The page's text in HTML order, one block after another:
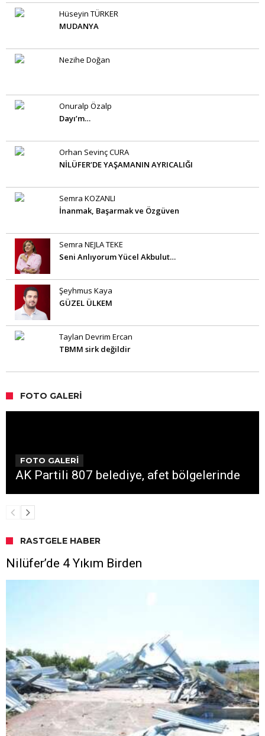
Hüseyin TÜRKER
MUDANYA
Nezihe Doğan
Onuralp Özalp
Dayı’m…
Orhan Sevinç CURA
NİLÜFER’DE YAŞAMANIN AYRICALIĞI
Semra KOZANLI
İnanmak, Başarmak ve Özgüven
Semra NEJLA TEKE
Seni Anlıyorum Yücel Akbulut…
Şeyhmus Kaya
GÜZEL ÜLKEM
Taylan Devrim Ercan
TBMM sirk değildir
FOTO GALERI
FOTO GALERİ
AK Partili 807 belediye, afet bölgelerinde
RASTGELE HABER
Nilüfer’de 4 Yıkım Birden